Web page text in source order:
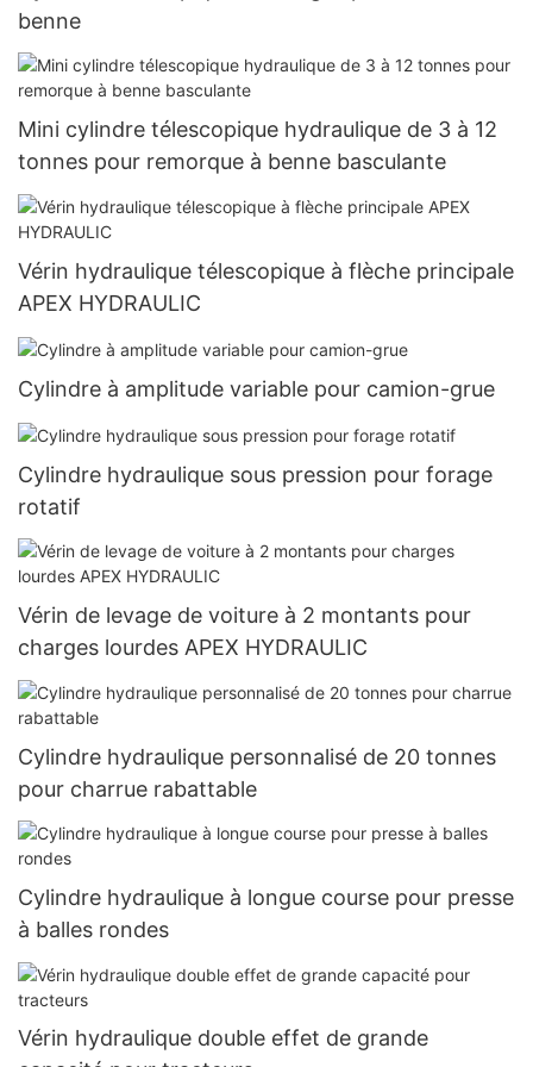
benne
Mini cylindre télescopique hydraulique de 3 à 12
tonnes pour remorque à benne basculante
Vérin hydraulique télescopique à flèche principale
APEX HYDRAULIC
Cylindre à amplitude variable pour camion-grue
Cylindre hydraulique sous pression pour forage
rotatif
Vérin de levage de voiture à 2 montants pour
charges lourdes APEX HYDRAULIC
Cylindre hydraulique personnalisé de 20 tonnes
pour charrue rabattable
Cylindre hydraulique à longue course pour presse
à balles rondes
Vérin hydraulique double effet de grande